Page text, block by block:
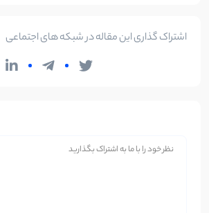
اشتراک گذاری این مقاله در شبکه های اجتماعی